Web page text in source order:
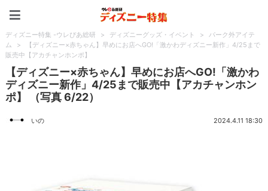
ディズニー特集 -ウレぴあ総研 > ディズニーグッズ・イベント >
パーク外アイテ
ム
>
【ディズニー×赤ちゃん】早めにお店へGO!「激かわディズニー新作」4/25まで
販売中【アカチャンホンポ】
【ディズニー×赤ちゃん】早めにお店へGO!「激かわ
ディズニー新作」4/25まで販売中【アカチャンホン
ポ】 （写真 6/22）
いの 2024.4.11 18:30